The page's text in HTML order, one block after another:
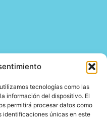
tecnologías como las
información del dispositivo. El
permitirá procesar datos como
identificaciones únicas en este
Up para este